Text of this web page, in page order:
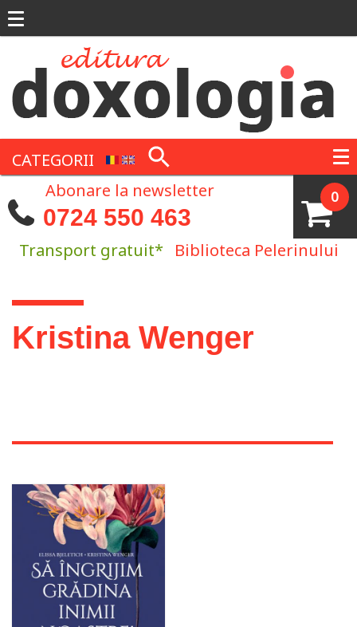
CATEGORII
0
Abonare la newsletter
0724 550 463
Transport gratuit* Biblioteca Pelerinului
Eşti aici
Kristina Wenger